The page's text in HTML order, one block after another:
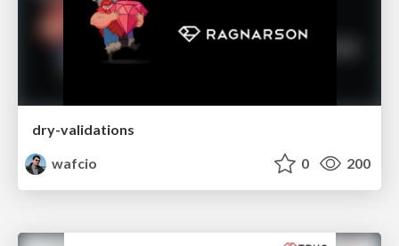
dry-validations
wafcio
0 200